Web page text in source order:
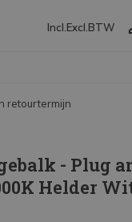
Incl. Excl. BTW
garantie
- Plug
Helder